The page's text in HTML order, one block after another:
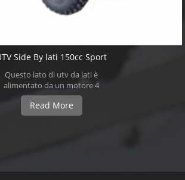
Side By lati 150cc Sport
Questo lato di utv da lati è
alimentato da un motore 4
tempi inizio affidabile,
elettrico, trasmissione
automatica CVT e catena
Read More